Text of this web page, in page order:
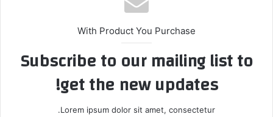
With Product You Purchase
Subscribe to our mailing list to
get the new updates!
Lorem ipsum dolor sit amet, consectetur.